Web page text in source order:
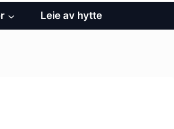
Leie av hytte